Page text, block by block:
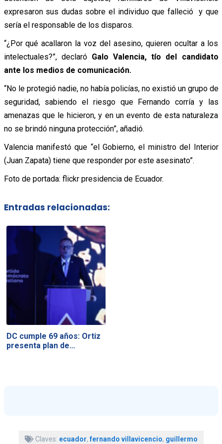
expresaron sus dudas sobre el individuo que falleció y que
sería el responsable de los disparos.
“¿Por qué acallaron la voz del asesino, quieren ocultar a los
intelectuales?”, declaró Galo Valencia, tío del candidato
ante los medios de comunicación.
“No le protegió nadie, no había policías, no existió un grupo de
seguridad, sabiendo el riesgo que Fernando corría y las
amenazas que le hicieron, y en un evento de esta naturaleza
no se brindó ninguna protección”, añadió.
Valencia manifestó que “el Gobierno, el ministro del Interior
(Juan Zapata) tiene que responder por este asesinato”.
Foto de portada: flickr presidencia de Ecuador.
Entradas relacionadas:
DC cumple 69 años: Ortiz
presenta plan de…
Claves: ecuador,fernando villavicencio, guillermo